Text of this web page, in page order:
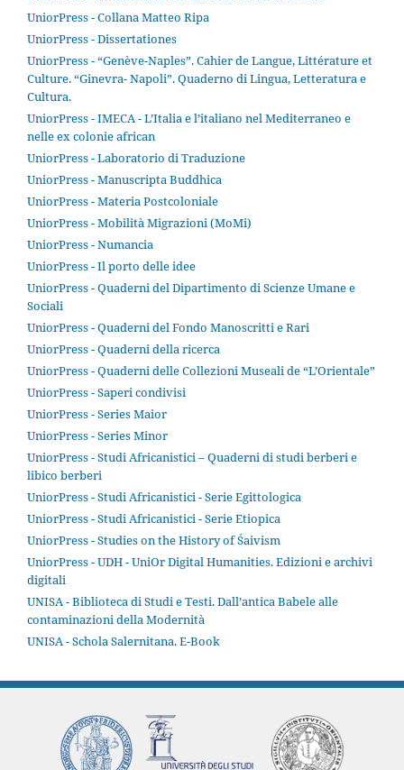
UniorPress - Collana Matteo Ripa
UniorPress - Dissertationes
UniorPress - “Genève-Naples”. Cahier de Langue, Littérature et
Culture. “Ginevra- Napoli”. Quaderno di Lingua, Letteratura e
Cultura.
UniorPress - IMECA - L’Italia e l’italiano nel Mediterraneo e
nelle ex colonie african
UniorPress - Laboratorio di Traduzione
UniorPress - Manuscripta Buddhica
UniorPress - Materia Postcoloniale
UniorPress - Mobilità Migrazioni (MoMi)
UniorPress - Numancia
UniorPress - Il porto delle idee
UniorPress - Quaderni del Dipartimento di Scienze Umane e
Sociali
UniorPress - Quaderni del Fondo Manoscritti e Rari
UniorPress - Quaderni della ricerca
UniorPress - Quaderni delle Collezioni Museali de “L’Orientale”
UniorPress - Saperi condivisi
UniorPress - Series Maior
UniorPress - Series Minor
UniorPress - Studi Africanistici – Quaderni di studi berberi e
libico berberi
UniorPress - Studi Africanistici - Serie Egittologica
UniorPress - Studi Africanistici - Serie Etiopica
UniorPress - Studies on the History of Śaivism
UniorPress - UDH - UniOr Digital Humanities. Edizioni e archivi
digitali
UNISA - Biblioteca di Studi e Testi. Dall’antica Babele alle
contaminazioni della Modernità
UNISA - Schola Salernitana. E-Book